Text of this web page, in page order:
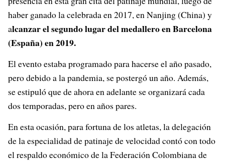
haber ganado la celebrada en 2017, en Nanjing (China) y
alcanzar el segundo lugar del medallero en Barcelona
(España) en 2019.
El evento estaba programado para hacerse el año pasado,
pero debido a la pandemia, se postergó un año. Además,
se estipuló que de ahora en adelante se organizará cada
dos temporadas, pero en años pares.
En esta ocasión, para fortuna de los atletas, la delegación
de la especialidad de patinaje de velocidad contó con todo
el respaldo económico de la Federación Colombiana de